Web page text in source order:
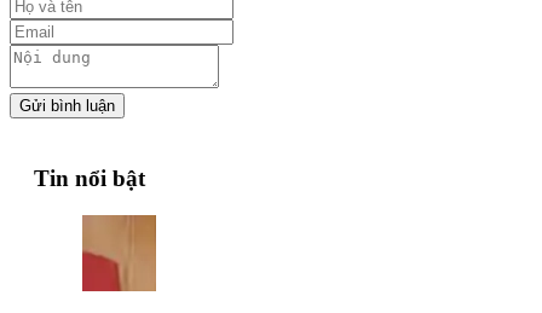
Gửi bình luận
Tin nổi bật